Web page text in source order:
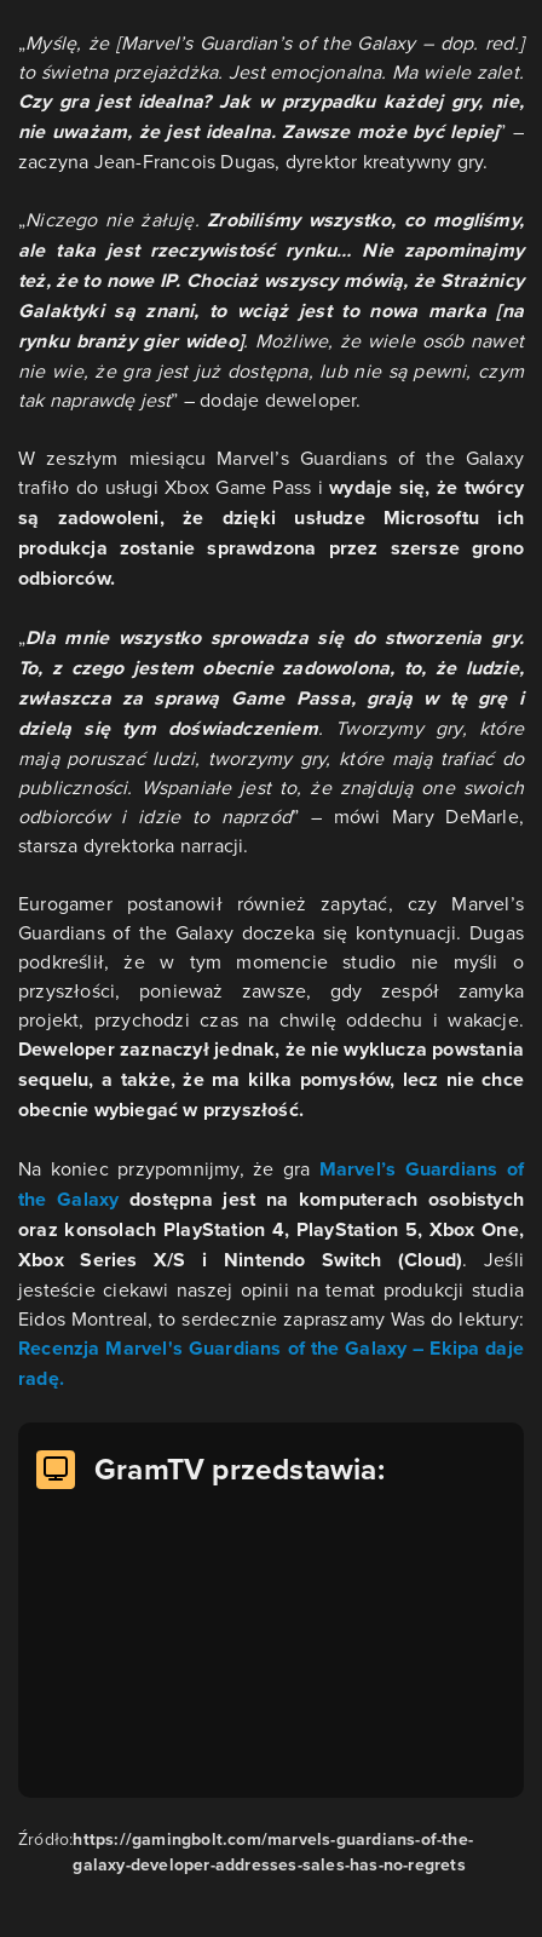
„Myślę, że [Marvel’s Guardian’s of the Galaxy – dop. red.]
to świetna przejażdżka. Jest emocjonalna. Ma wiele zalet.
Czy gra jest idealna? Jak w przypadku każdej gry, nie,
nie uważam, że jest idealna. Zawsze może być lepiej” –
zaczyna Jean-Francois Dugas, dyrektor kreatywny gry.
„Niczego nie żałuję. Zrobiliśmy wszystko, co mogliśmy,
ale taka jest rzeczywistość rynku… Nie zapominajmy
też, że to nowe IP. Chociaż wszyscy mówią, że Strażnicy
Galaktyki są znani, to wciąż jest to nowa marka [na
rynku branży gier wideo]. Możliwe, że wiele osób nawet
nie wie, że gra jest już dostępna, lub nie są pewni, czym
tak naprawdę jest” – dodaje deweloper.
W zeszłym miesiącu Marvel’s Guardians of the Galaxy
trafiło do usługi Xbox Game Pass iwydaje się, że twórcy
są zadowoleni, że dzięki usłudze Microsoftu ich
produkcja zostanie sprawdzona przez szersze grono
odbiorców.
„Dla mnie wszystko sprowadza się do stworzenia gry.
To, z czego jestem obecnie zadowolona, to, że ludzie,
zwłaszcza za sprawą Game Passa, grają w tę grę i
dzielą się tym doświadczeniem. Tworzymy gry, które
mają poruszać ludzi, tworzymy gry, które mają trafiać do
publiczności. Wspaniałe jest to, że znajdują one swoich
odbiorców i idzie to naprzód” – mówi Mary DeMarle,
starsza dyrektorka narracji.
Eurogamer postanowił również zapytać, czy Marvel’s
Guardians of the Galaxy doczeka się kontynuacji. Dugas
podkreślił, że w tym momencie studio nie myśli o
przyszłości, ponieważ zawsze, gdy zespół zamyka
projekt, przychodzi czas na chwilę oddechu i wakacje.
Deweloper zaznaczył jednak, że nie wyklucza powstania
sequelu, a także, że ma kilka pomysłów, lecz nie chce
obecnie wybiegać w przyszłość.
Na koniec przypomnijmy, że gra Marvel’s Guardians of
the Galaxy dostępna jest na komputerach osobistych
oraz konsolach PlayStation 4, PlayStation 5, Xbox One,
Xbox Series X/S i Nintendo Switch (Cloud). Jeśli
jesteście ciekawi naszej opinii na temat produkcji studia
Eidos Montreal, to serdecznie zapraszamy Was do lektury:
Recenzja Marvel's Guardians of the Galaxy – Ekipa daje
radę.
GramTV przedstawia:
Źródło:https://gamingbolt.com/marvels-guardians-of-the-
galaxy-developer-addresses-sales-has-no-regrets